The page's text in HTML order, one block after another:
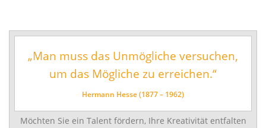
Vokalfächer
Darstellende und Bildende Kunst
Malerei/Grafik
Tanz
Ensemble- und Ergänzungsfächer
„Man muss das Unmögliche versuchen,
um das Mögliche zu erreichen.“
Hermann Hesse (1877 – 1962)
Möchten Sie ein Talent fördern, Ihre Kreativität entfalten